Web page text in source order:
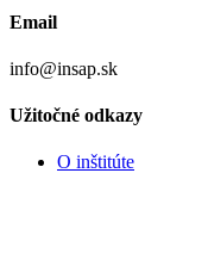
Email
info@insap.sk
Užitočné odkazy
O inštitúte